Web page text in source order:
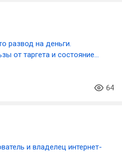
развод на деньги.
от таргета и состояние
64
и владелец интернет-